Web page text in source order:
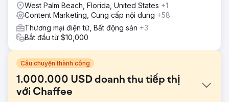
West Palm Beach, Florida, United States +1
Content Marketing, Cung cấp nội dung +58
Thương mại điện tử, Bất động sản +3
Bắt đầu từ $10,000
Câu chuyện thành công
1.000.000 USD doanh thu tiếp thị
với Chaffee